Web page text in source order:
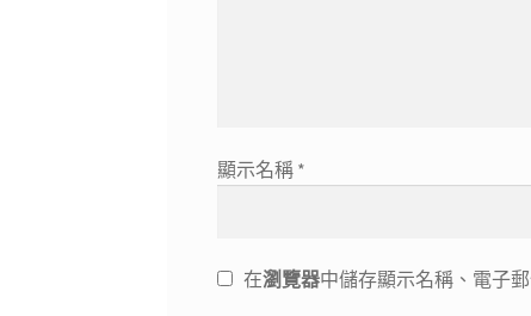
顯示名稱 *
在瀏覽器中儲存顯示名稱、電子